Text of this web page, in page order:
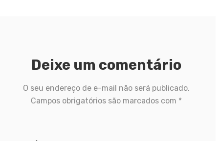
Deixe um comentário
O seu endereço de e-mail não será publicado.
Campos obrigatórios são marcados com *